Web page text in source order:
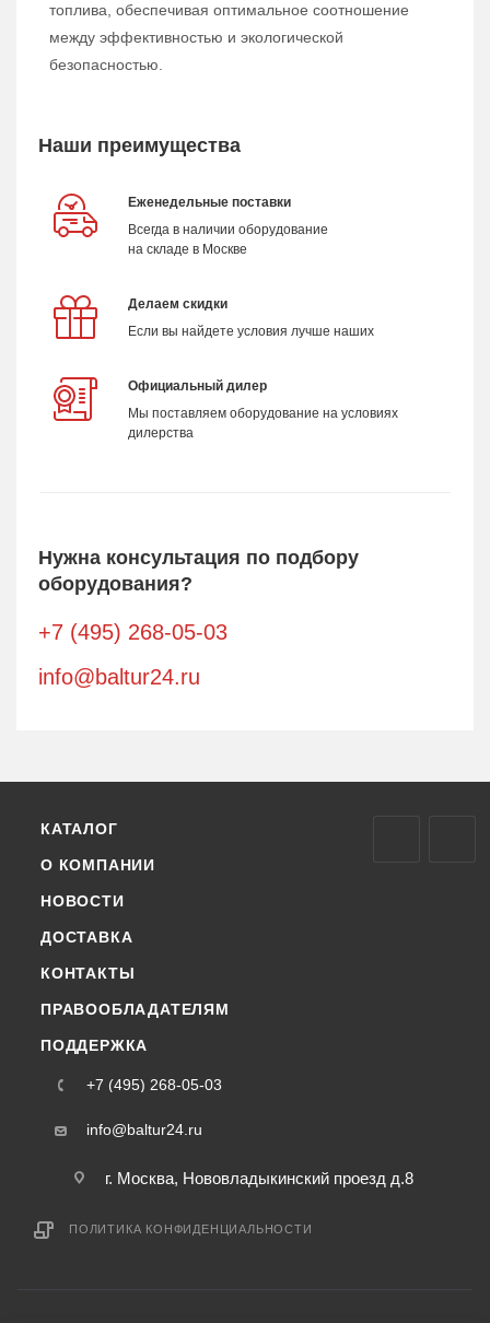
топлива, обеспечивая оптимальное соотношение
между эффективностью и экологической
безопасностью.
Наши преимущества
Еженедельные поставки
Всегда в наличии оборудование
на складе в Москве
Делаем скидки
Если вы найдете условия лучше наших
Официальный дилер
Мы поставляем оборудование на условиях
дилерства
Нужна консультация по подбору
оборудования?
+7 (495) 268-05-03
info@baltur24.ru
КАТАЛОГ
О КОМПАНИИ
НОВОСТИ
ДОСТАВКА
КОНТАКТЫ
ПРАВООБЛАДАТЕЛЯМ
ПОДДЕРЖКА
+7 (495) 268-05-03
info@baltur24.ru
г. Москва, Нововладыкинский проезд д.8
ПОЛИТИКА КОНФИДЕНЦИАЛЬНОСТИ